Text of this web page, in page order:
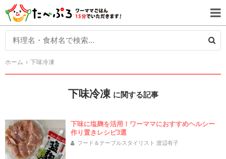
ホーム 下味冷凍
下味冷凍 に関する記事
下味に塩麹を活用！ワーママにおすすめヘルシー
作り置きレシピ3選
フード＆テーブルスタイリスト 渡辺有子